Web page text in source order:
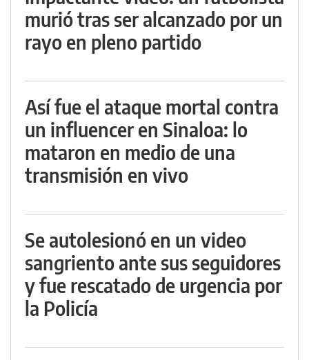
murió tras ser alcanzado por un
rayo en pleno partido
Así fue el ataque mortal contra
un influencer en Sinaloa: lo
mataron en medio de una
transmisión en vivo
Se autolesionó en un video
sangriento ante sus seguidores
y fue rescatado de urgencia por
la Policía